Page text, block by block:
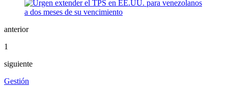
anterior
1
siguiente
Gestión